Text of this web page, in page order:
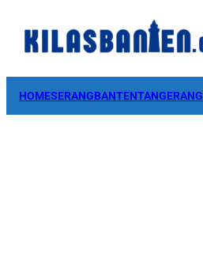
HOMESERANGBANTENTANGERANG